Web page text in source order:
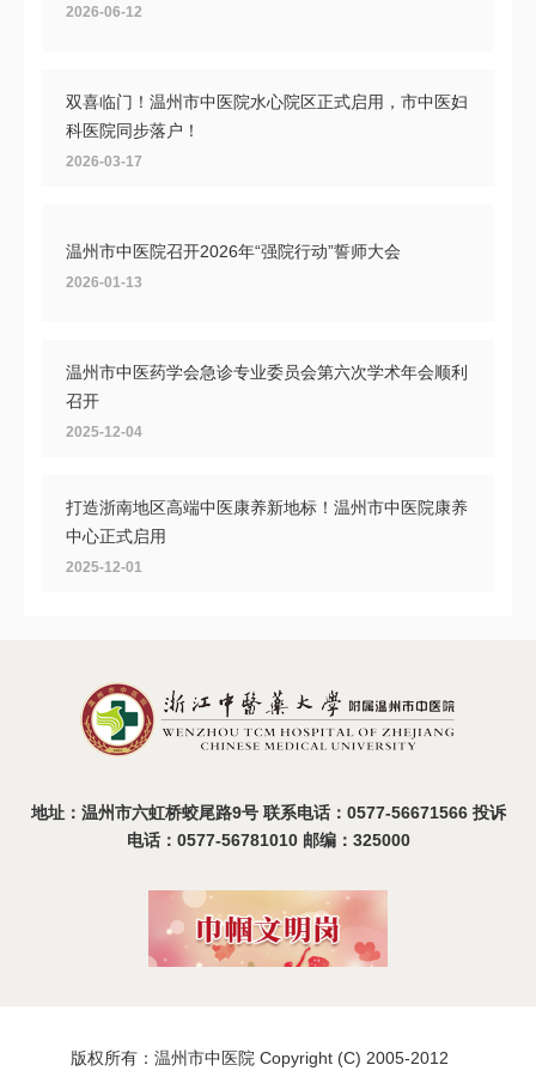
2026-06-12
双喜临门！温州市中医院水心院区正式启用，市中医妇
科医院同步落户！
2026-03-17
温州市中医院召开2026年“强院行动”誓师大会
2026-01-13
温州市中医药学会急诊专业委员会第六次学术年会顺利
召开
2025-12-04
打造浙南地区高端中医康养新地标！温州市中医院康养
中心正式启用
2025-12-01
2025-11-11
地址：温州市六虹桥蛟尾路9号 联系电话：0577-56671566 投诉
电话：0577-56781010 邮编：325000
版权所有：温州市中医院 Copyright (C) 2005-2012